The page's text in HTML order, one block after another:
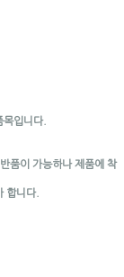
목입니다.
품이 가능하나 제품에 착
합니다.